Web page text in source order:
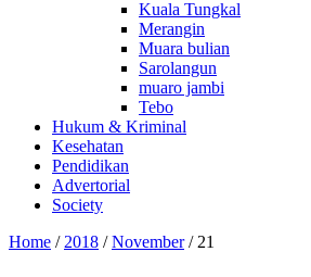
Kuala Tungkal
Merangin
Muara bulian
Sarolangun
muaro jambi
Tebo
Hukum & Kriminal
Kesehatan
Pendidikan
Advertorial
Society
Home / 2018 / November / 21